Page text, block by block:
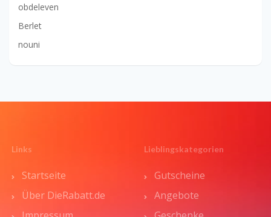
obdeleven
Berlet
nouni
Links
Startseite
Über DieRabatt.de
Lieblingskategorien
Gutscheine
Angebote